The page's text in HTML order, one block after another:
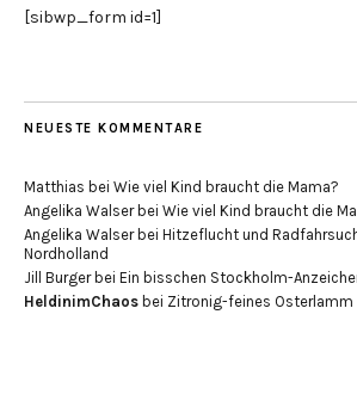
[sibwp_form id=1]
NEUESTE KOMMENTARE
Matthias bei Wie viel Kind braucht die Mama?
Angelika Walserbei Wie viel Kind braucht die
Angelika Walserbei Hitzeflucht und
Nordholland
Jill Burgerbei Ein bisschen Stockholm-
HeldinimChaos bei Zitronig-feines Osterlamm